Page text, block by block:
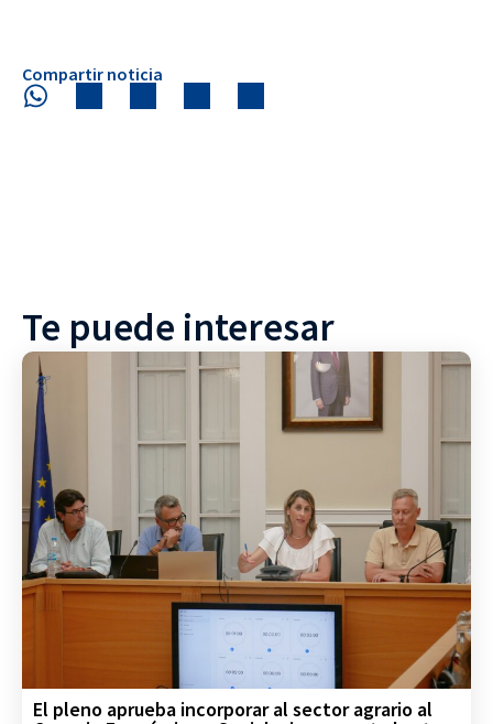
Compartir noticia
Te puede interesar
El pleno aprueba incorporar al sector agrario al